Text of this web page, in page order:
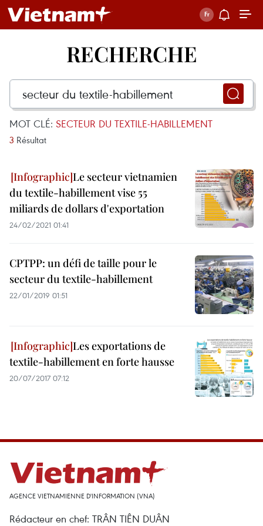
RECHERCHE
MOT CLÉ: SECTEUR DU TEXTILE-HABILLEMENT
3 Résultat
Le secteur vietnamien
du textile-habillement vise 55
miliards de dollars d'exportation
24/02/2021 01:41
CPTPP: un défi de taille pour le
secteur du textile-habillement
22/01/2019 01:51
Les exportations de
textile-habillement en forte hausse
20/07/2017 07:12
AGENCE VIETNAMIENNE D'INFORMATION (VNA)
Rédacteur en chef: TRÂN TIÊN DUÂN